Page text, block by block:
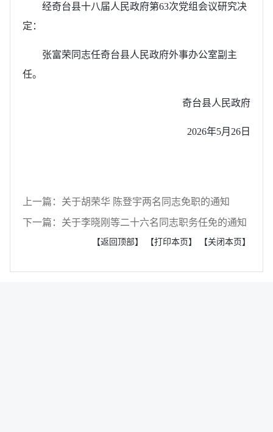
经奇台县十八届人民政府第63次党组会议研究决
定：
张富荣同志任奇台县人民政府外事办公室副主
任。
奇台县人民政府
2026年5月26日
上一篇：关于胡荣华 陈登宇两名同志免职的通知
下一篇：关于李晓刚等二十六名同志职务任免的通知
【返回顶部】 【打印本页】 【关闭本页】